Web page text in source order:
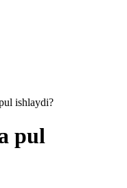
ishlaydi?
pul